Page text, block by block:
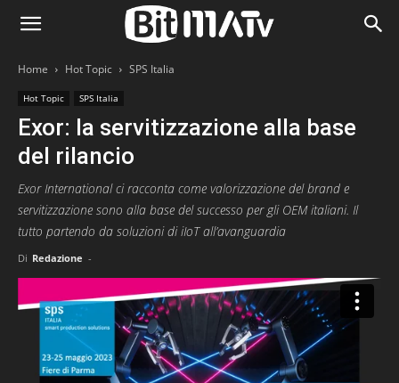
Home Hot Topic SPS Italia
Hot Topic SPS Italia
Exor: la servitizzazione alla base
del rilancio
Exor International ci racconta come valorizzazione del brand e
servitizzazione sono alla base del successo per gli OEM italiani. Il
tutto partendo da soluzioni di iIoT all’avanguardia
Di Redazione -